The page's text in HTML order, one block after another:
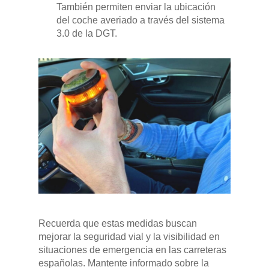
También permiten enviar la ubicación
del coche averiado a través del sistema
3.0 de la DGT.
Recuerda que estas medidas buscan
mejorar la seguridad vial y la visibilidad en
situaciones de emergencia en las carreteras
españolas. Mantente informado sobre la
Garantías
Manuales y catálogos
Accesorios
BLOG
CONTACTO